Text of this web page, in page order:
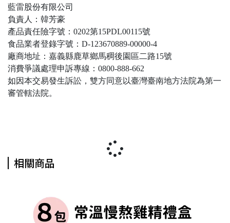
藍雷股份有限公司
負責人：韓芳豪
產品責任險字號：0202第15PDL00115號
食品業者登錄字號：D-123670889-00000-4
廠商地址：嘉義縣鹿草鄉馬稠後園區二路15號
消費爭議處理申訴專線：0800-888-662
如因本交易發生訴訟，雙方同意以臺灣臺南地方法院為第一
審管轄法院。
相關商品